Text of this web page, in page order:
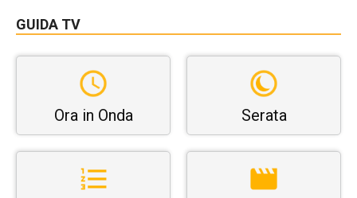
GUIDA TV
Ora in Onda Serata